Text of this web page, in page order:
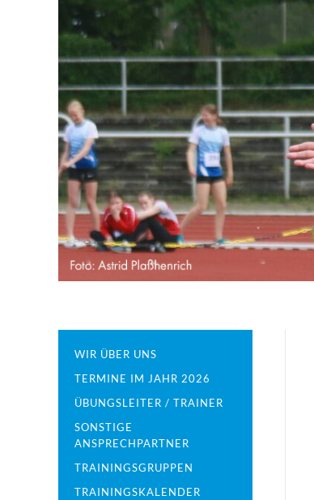
WIR ÜBER UNS
TERMINE IM JAHR 2026
ÜBUNGSLEITER / TRAINER
SONSTIGE
ANSPRECHPARTNER
TRAININGSGRUPPEN
TRAININGSKALENDER